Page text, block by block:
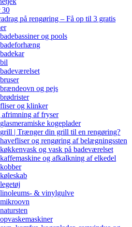
30
på rengøring – Få op til 3 gratis
og pools
og pejs
og klinker
af fryser
kogeplader
| Trænger din grill til en rengøring?
og rengøring af belægningssten
og vask på badeværelset
og afkalkning af elkedel
& vinylgulve